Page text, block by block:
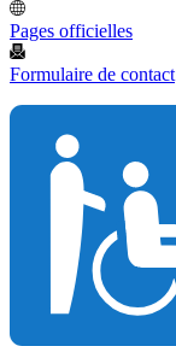
Pages officielles
Formulaire de contact